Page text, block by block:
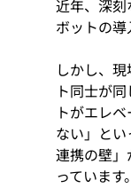
近年、深
ボットの導
しかし、
ト同士が
トがエレ
ない」と
連携の壁
っています。